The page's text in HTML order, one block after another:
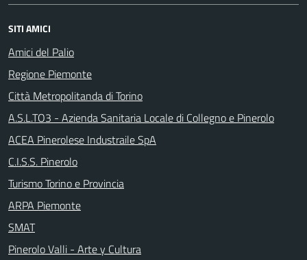
SITI AMICI
Amici del Palio
Regione Piemonte
Città Metropolitanda di Torino
A.S.L.TO3 - Azienda Sanitaria Locale di Collegno e Pinerolo
ACEA Pinerolese Industraile SpA
C.I.S.S. Pinerolo
Turismo Torino e Provincia
ARPA Piemonte
SMAT
Pinerolo Valli - Arte y Cultura